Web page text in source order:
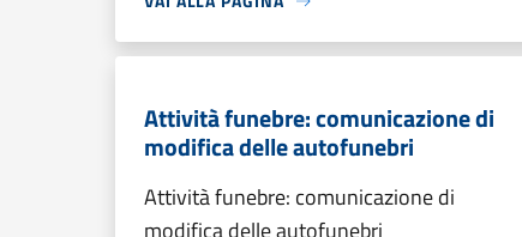
Attività funebre: comunicazione di
modifica delle autofunebri
Attività funebre: comunicazione di
modifica delle autofunebri